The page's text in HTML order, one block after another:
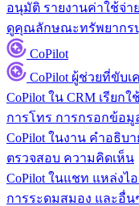
อนุมัติ รายงานค่าใช้จ่า
ดูคุณลักษณะทรัพยากร
CoPilot
CoPilot ผู้ช่วยที่ขับเ
CoPilot ใน CRM เรียก
การโทร การกรอกข้อ
CoPilot ในงาน คำอธิบา
ตรวจสอบ ความคิดเห็น
CoPilot ในแชท แหล่งไ
การระดมสมอง และอื่น